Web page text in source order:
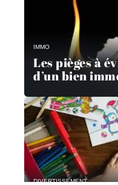
IMMO
Les pièges à
d’un bien
DIVERTISSEMENT